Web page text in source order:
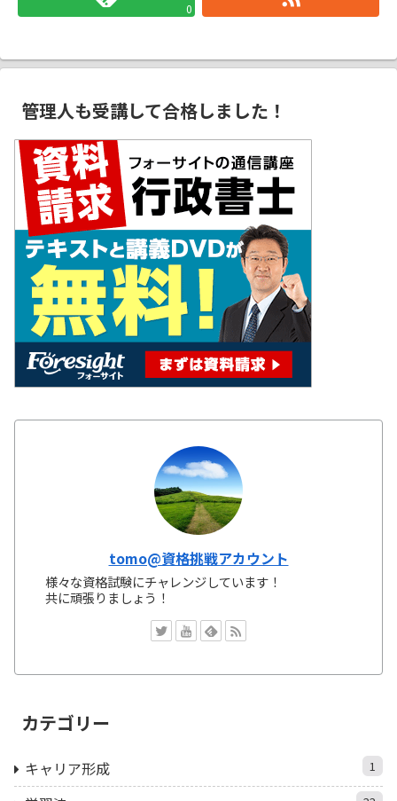
0
管理人も受講して合格しました！
tomo@資格挑戦アカウント
様々な資格試験にチャレンジしています！
共に頑張りましょう！
カテゴリー
キャリア形成 1